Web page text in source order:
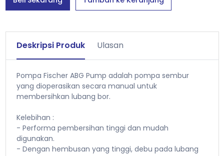
Deskripsi Produk Ulasan
Pompa Fischer ABG Pump adalah pompa sembur
yang dioperasikan secara manual untuk
membersihkan lubang bor.
Kelebihan :
- Performa pembersihan tinggi dan mudah
digunakan.
- Dengan hembusan yang tinggi, debu pada lubang